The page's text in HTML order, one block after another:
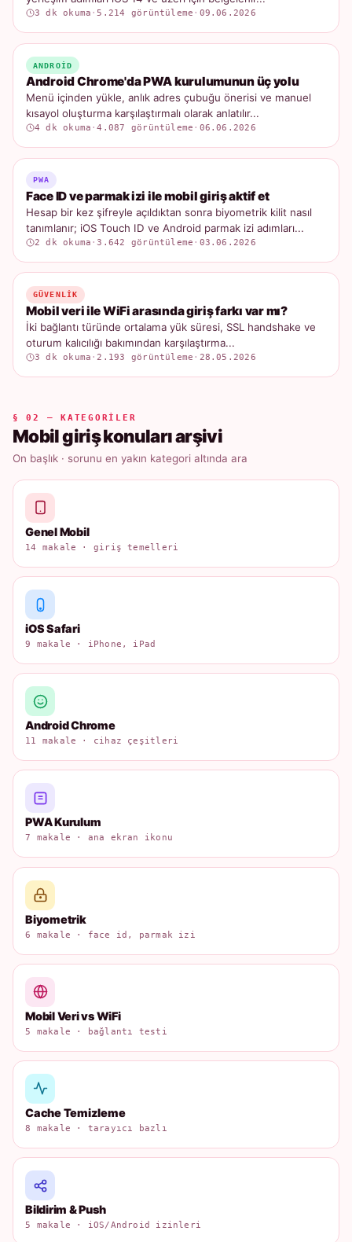
3 dk okuma ·5.214 görüntüleme · 09.06.2026
ANDROID
Android Chrome'da PWA kurulumunun üç yolu
Menü içinden yükle, anlık adres çubuğu önerisi ve manuel
kısayol oluşturma karşılaştırmalı olarak anlatılır...
4 dk okuma ·4.087 görüntüleme · 06.06.2026
PWA
Face ID ve parmak izi ile mobil giriş aktif et
Hesap bir kez şifreyle açıldıktan sonra biyometrik kilit nasıl
tanımlanır; iOS Touch ID ve Android parmak izi adımları...
2 dk okuma ·3.642 görüntüleme · 03.06.2026
GÜVENLIK
Mobil veri ile WiFi arasında giriş farkı var mı?
İki bağlantı türünde ortalama yük süresi, SSL handshake ve
oturum kalıcılığı bakımından karşılaştırma...
3 dk okuma ·2.193 görüntüleme · 28.05.2026
§ 02 — KATEGORILER
Mobil giriş konuları arşivi
On başlık · sorunu en yakın kategori altında ara
Genel Mobil
14 makale · giriş temelleri
iOS Safari
9 makale · iPhone, iPad
Android Chrome
11 makale · cihaz çeşitleri
PWA Kurulum
7 makale · ana ekran ikonu
Biyometrik
6 makale · face id, parmak izi
Mobil Veri vs WiFi
5 makale · bağlantı testi
Cache Temizleme
8 makale · tarayıcı bazlı
Bildirim & Push
5 makale · iOS/Android izinleri